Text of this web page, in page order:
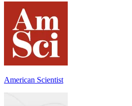
American Scientist